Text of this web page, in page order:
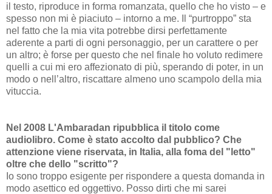
il testo, riproduce in forma romanzata, quello che ho visto – e
spesso non mi è piaciuto – intorno a me. Il “purtroppo” sta
nel fatto che la mia vita potrebbe dirsi perfettamente
aderente a parti di ogni personaggio, per un carattere o per
un altro; è forse per questo che nel finale ho voluto redimere
quelli a cui mi ero affezionato di più, sperando di poter, in un
modo o nell’altro, riscattare almeno uno scampolo della mia
vituccia.
Nel 2008 L'Ambaradan ripubblica il titolo come
audiolibro. Come è stato accolto dal pubblico? Che
attenzione viene riservata, in Italia, alla foma del "letto"
oltre che dello "scritto"?
Io sono troppo esigente per rispondere a questa domanda in
modo asettico ed oggettivo. Posso dirti che mi sarei